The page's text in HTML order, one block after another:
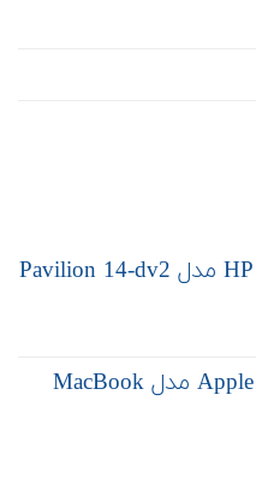
لپ تاپ 16 اینچی Apple مدل MacBook